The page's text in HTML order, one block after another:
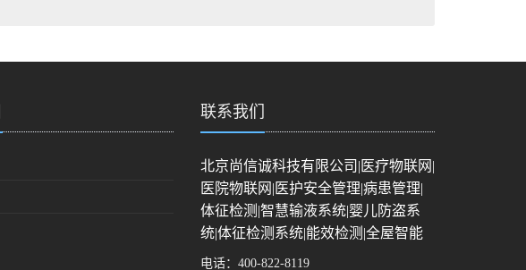
联系我们
北京尚信诚科技有限公司|医疗物联网|
医院物联网|医护安全管理|病患管理|
体征检测|智慧输液系统|婴儿防盗系
统|体征检测系统|能效检测|全屋智能
电话： 400-822-8119